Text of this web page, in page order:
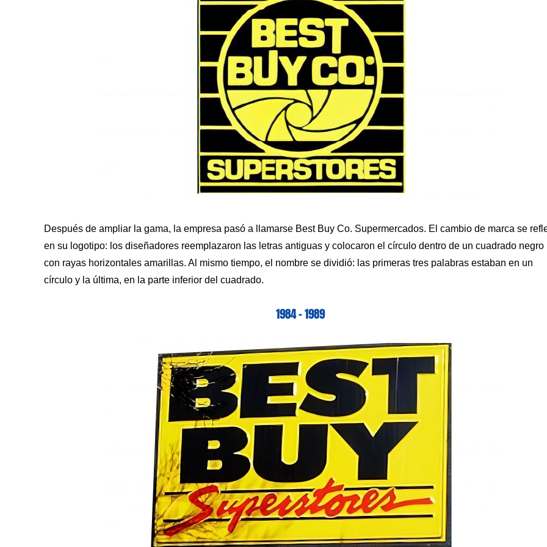
Después de ampliar la gama, la empresa pasó a llamarse Best Buy Co. Supermercados. El cambio de marca se
en su logotipo: los diseñadores reemplazaron las letras antiguas y colocaron el círculo dentro de un cuadrado negro
con rayas horizontales amarillas. Al mismo tiempo, el nombre se dividió: las primeras tres palabras estaban en un
círculo y la última, en la parte inferior del cuadrado.
1984 – 1989